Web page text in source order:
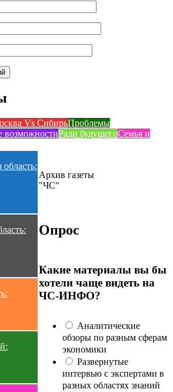
Vs СибирьПроблемы
возможностиРади будущегоСемья и
Архив газеты
"ЧС"
Опрос
Какие материалы вы бы
хотели чаще видеть на
ЧС-ИНФО?
Аналитические
обзоры по разным сферам
экономики
Развернутые
интервью с экспертами в
разных областях знаний